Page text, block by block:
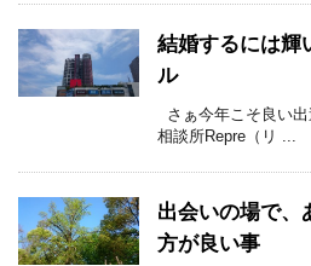
結婚するには輝
ル
さぁ今年こそ良い
相談所Repre（リ ...
出会いの場で、
方が良い事